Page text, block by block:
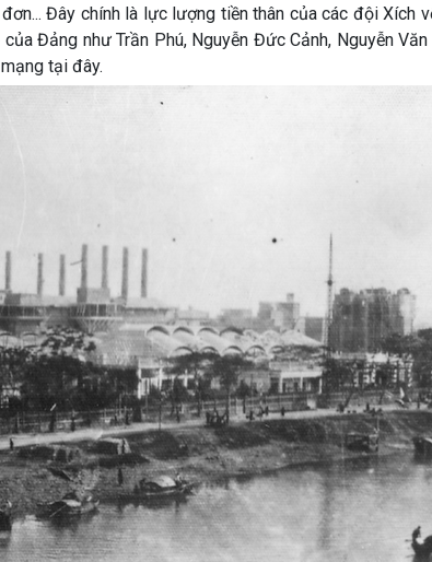
Đây chính là lực lượng tiền thân của các đội Xích
Đảng như Trần Phú, Nguyễn Đức Cảnh, Nguyễn Văn
tại đây.